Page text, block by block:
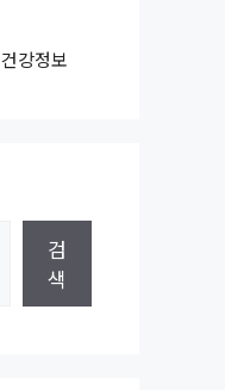
건강정보
검
색